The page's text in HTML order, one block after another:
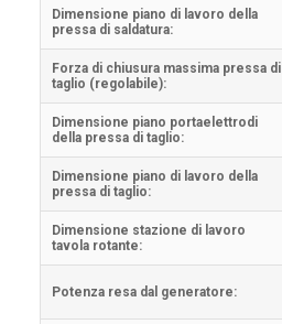
Dimensione piano di lavoro della
pressa di saldatura:
Forza di chiusura massima pressa di
taglio (regolabile):
Dimensione piano portaelettrodi
della pressa di taglio:
Dimensione piano di lavoro della
pressa di taglio:
Dimensione stazione di lavoro
tavola rotante:
Potenza resa dal generatore: